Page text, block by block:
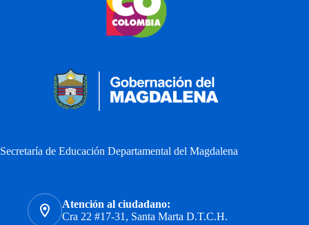
Secretaría de Educación Departamental del Magdalena
Atención al ciudadano:
Cra 22 #17-31, Santa Marta D.T.C.H.